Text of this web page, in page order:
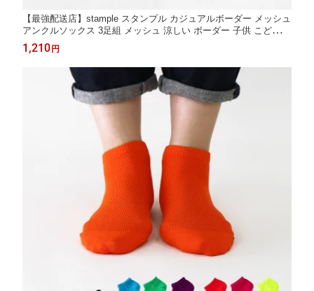
【最強配送店】stample スタンプル カジュアルボーダー メッシュ
アンクルソックス 3足組 メッシュ 涼しい ボーダー 子供 こども
キッズ 靴下 男の子 女の子 ソックス キッズ くつ下 通園 通学 可
愛い 履きやすい 靴下 滑り止め 幼稚園 カラフル 春 夏 73308
1,210 円